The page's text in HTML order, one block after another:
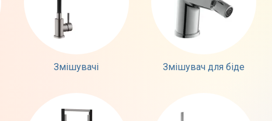
Змішувачі Змішувач для біде